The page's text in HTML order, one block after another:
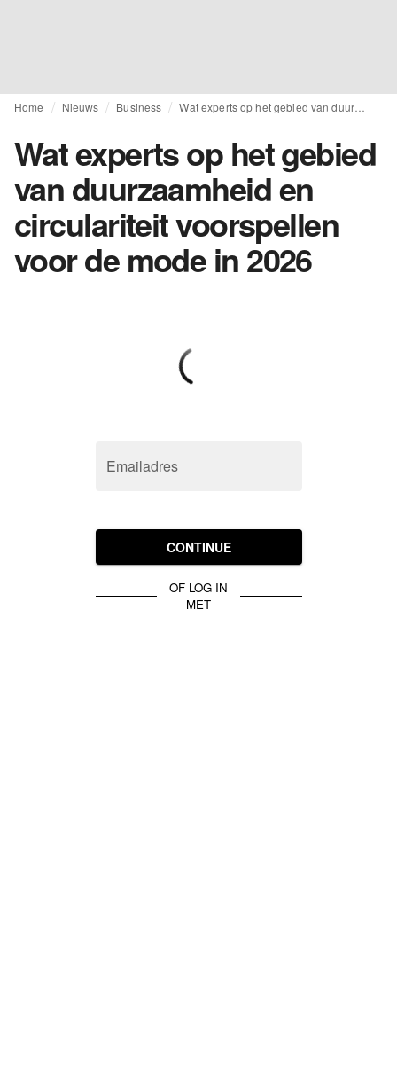
Home Nieuws Business Wat experts op het gebied van duurzaamheid en circulariteit voorspellen voor de mode in 2026
Wat experts op het gebied
van duurzaamheid en
circulariteit voorspellen
voor de mode in 2026
Emailadres
CONTINUE
OF LOG IN
MET